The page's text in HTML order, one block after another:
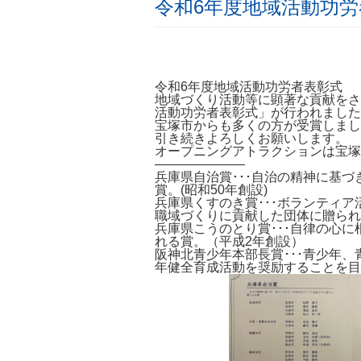
令和6年度地域活動功
令和6年度地域活動功労者表彰式
地域づくり活動等に顕著な貢献を
活動功労者表彰式」が行われまし
宝塚市からも多くの方が受賞しま
引き続きよろしくお願いします。
オープニングアトラクションは宝
———————
兵庫県自治賞･･･自治の精神に基
賞。(昭和50年創設)
兵庫県くすのき賞･･･ボランティ
職域づくりに貢献した団体に贈ら
兵庫県こうのとり賞･･･自律の心
れる賞。（平成2年創設）
阪神北青少年本部長賞･･･青少年
年健全育成活動を奨励することを